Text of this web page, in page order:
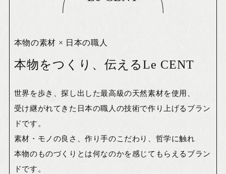
本物の素材 × 日本の職人
本物をつくり、伝えるLe CENT
世界を歩き、探し出した最高級の天然素材を使用、
受け継がれてきた日本の職人の技術で作り上げるブラン
ドです。
素材・モノの良さ、作り手のこだわり、哲学に触れ
本物のものづくりとは何なのかを感じてもらえるブラン
ドです。